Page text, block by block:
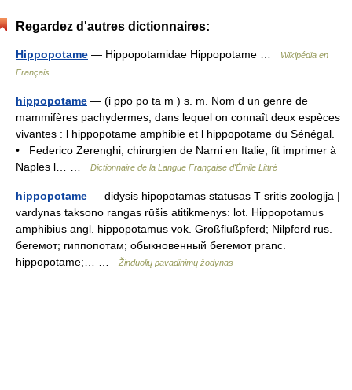
Regardez d'autres dictionnaires:
Hippopotame — Hippopotamidae Hippopotame …
Wikipédia en
Français
hippopotame — (i ppo po ta m ) s. m. Nom d un genre de
mammifères pachydermes, dans lequel on connaît deux espèces
vivantes : l hippopotame amphibie et l hippopotame du Sénégal.
• Federico Zerenghi, chirurgien de Narni en Italie, fit imprimer à
Naples l… …
Dictionnaire de la Langue Française d'Émile Littré
hippopotame — didysis hipopotamas statusas T sritis zoologija |
vardynas taksono rangas rūšis atitikmenys: lot. Hippopotamus
amphibius angl. hippopotamus vok. Großflußpferd; Nilpferd rus.
бегемот; гиппопотам; обыкновенный бегемот pranc.
hippopotame;… …
Žinduolių pavadinimų žodynas